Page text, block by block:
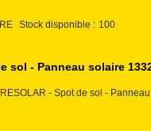
Stock disponible : 100
sol - Panneau solaire
- Spot de sol -